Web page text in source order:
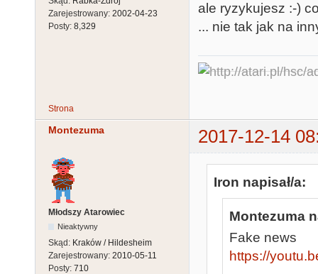
Zarejestrowany: 2002-04-23
Posty: 8,329
ale ryzykujesz :-)
... nie tak jak na
Strona
Montezuma 2017-12-14
Młodszy Atarowiec
Nieaktywny
Skąd: Kraków / Hildesheim
Zarejestrowany: 2010-05-11
Posty: 710
Iron napisał/a:
Montezuma
Fake news
https://